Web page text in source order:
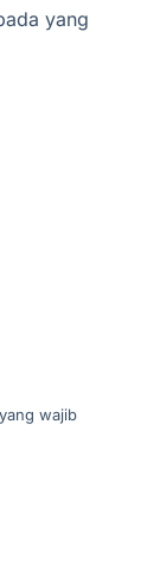
yang
wajib